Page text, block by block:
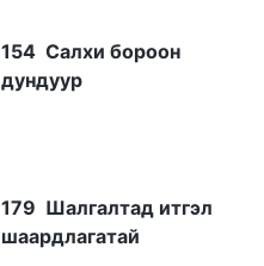
154 Салхи бороон
дундуур
179 Шалгалтад итгэл
шаардлагатай